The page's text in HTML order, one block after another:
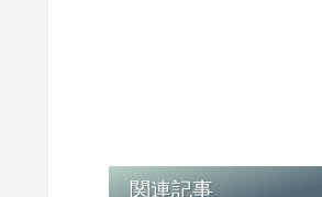
関連記事